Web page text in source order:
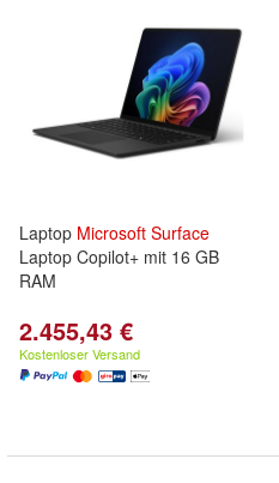
Laptop Microsoft Surface
Laptop Copilot+ mit 16 GB
RAM
2.455,43 €
Kostenloser Versand